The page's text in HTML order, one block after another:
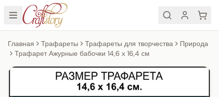
Главная Трафареты Трафареты для творчества
Природа
Трафарет Ажурные бабочки 14,6 х 16,4 см